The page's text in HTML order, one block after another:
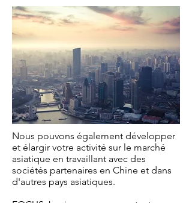
Nous pouvons également développer
et élargir votre activité sur le marché
asiatique en travaillant avec des
sociétés partenaires en Chine et dans
d'autres pays asiatiques.